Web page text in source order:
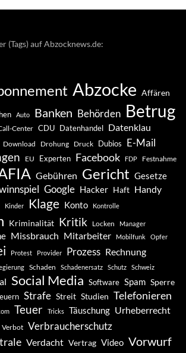
(Tags) auf Abzocknews.de:
Abzocke Affären
Auto Banken Behörden Betrug
Center CDU Datenhandel Datenklau
Download Drohung Druck Dubios E-Mail
EU Experten Facebook FDP Festnahme
Gebühren Gericht Gesetze
Google Hacker Haft Handy
Kinder Klage Konto Kontrolle
Kriminalität Kritik Locken Manager
Missbrauch Mitarbeiter Mobilfunk Opfer
Protest Provider Prozess Rechnung
Schaden Schadenersatz Schutz Schweiz
Social Media Software Spam Sperre
Strafe Streit Studien Telefonieren
Teuer Tricks Täuschung Urheberrecht
Verbot Verbraucherschutz
Verdacht Vertrag Video Vorwurf